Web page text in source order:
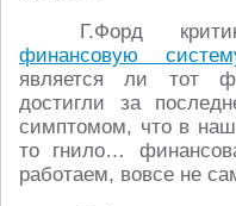
Г.Форд
финансовую
является ли тот
достигли за
симптомом, что в
то гнило…
работаем, вовсе не